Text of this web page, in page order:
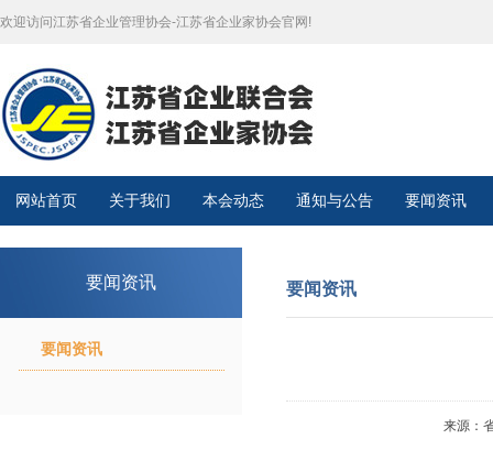
欢迎访问江苏省企业管理协会-江苏省企业家协会官网!
网站首页 关于我们 本会动态 通知与公告 要闻资讯
要闻资讯
要闻资讯
要闻资讯
来源：